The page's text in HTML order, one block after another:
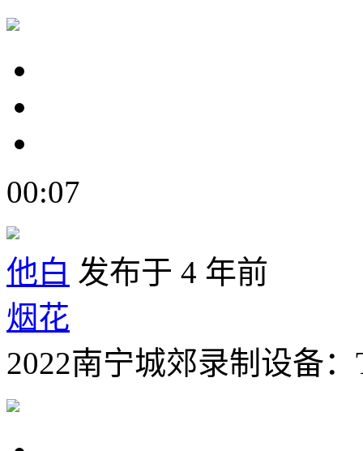
00:07
他白 发布于 4 年前
烟花
2022南宁城郊录制设备：